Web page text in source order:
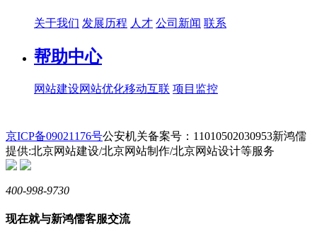
关于我们 发展历程 人才 公司新闻 联系
帮助中心
网站建设网站优化移动互联 项目监控
京ICP备09021176号公安机关备案号：11010502030953新鸿儒
提供:北京网站建设/北京网站制作/北京网站设计等服务
400-998-9730
现在就与新鸿儒客服交流